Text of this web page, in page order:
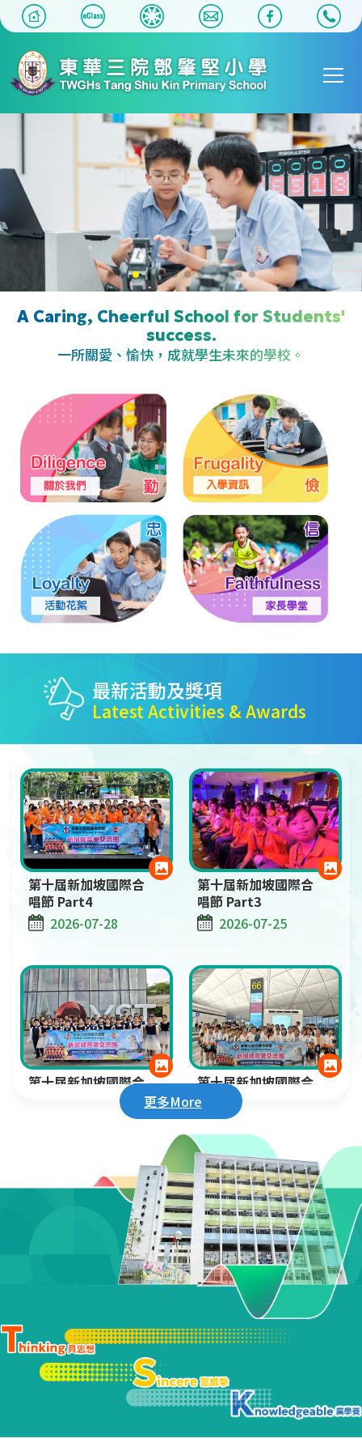
移至主內容
Main
A Caring, Cheerful School for Students'
success.
一所關愛、愉快，成就學生未來的學校。
最新活動及獎項
Latest Activities & Awards
第十屆新加坡國際合
唱節 Part4
2026-07-28
第十屆新加坡國際合
唱節 Part3
2026-07-25
第十屆新加坡國際合
第十屆新加坡國際合
唱節 Part1
2026-07-22
東華三院傑出學生選
謝師宴2026
2026-07-20
更多More